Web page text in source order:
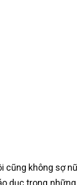
cũng không sợ
dục trong